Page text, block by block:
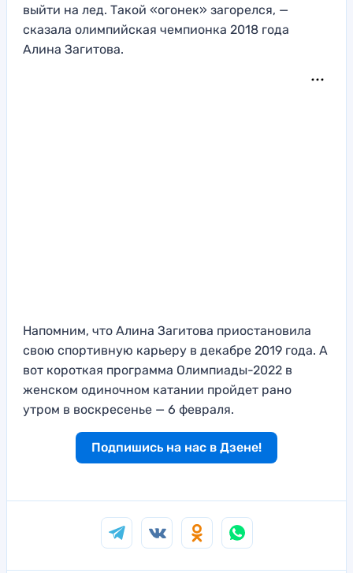
выйти на лед. Такой «огонек» загорелся, —
сказала олимпийская чемпионка 2018 года
Алина Загитова.
Напомним, что Алина Загитова приостановила
свою спортивную карьеру в декабре 2019 года. А
вот короткая программа Олимпиады-2022 в
женском одиночном катании пройдет рано
утром в воскресенье — 6 февраля.
Подпишись на нас в Дзене!